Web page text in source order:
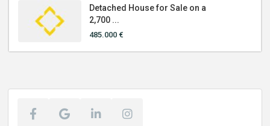
Detached House for Sale on a
2,700 ...
485.000 €